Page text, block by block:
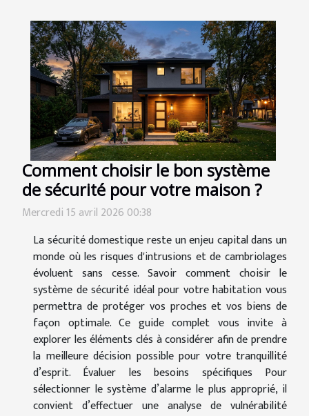
Comment choisir le bon système
de sécurité pour votre maison ?
Mercredi 15 avril 2026 00:38
La sécurité domestique reste un enjeu capital dans un
monde où les risques d'intrusions et de cambriolages
évoluent sans cesse. Savoir comment choisir le
système de sécurité idéal pour votre habitation vous
permettra de protéger vos proches et vos biens de
façon optimale. Ce guide complet vous invite à
explorer les éléments clés à considérer afin de prendre
la meilleure décision possible pour votre tranquillité
d’esprit. Évaluer les besoins spécifiques Pour
sélectionner le système d’alarme le plus approprié, il
convient d’effectuer une analyse de vulnérabilité